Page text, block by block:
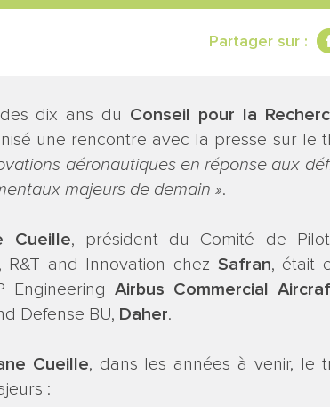
Partager sur :
dix ans du Conseil pour la
une rencontre avec la presse sur le
aéronautiques en réponse aux
majeurs de demain ».
Cueille, président du Comité de
R&T and Innovation chez Safran, était
Engineering Airbus Commercial
Defense BU, Daher.
Cueille, dans les années à venir, le
: